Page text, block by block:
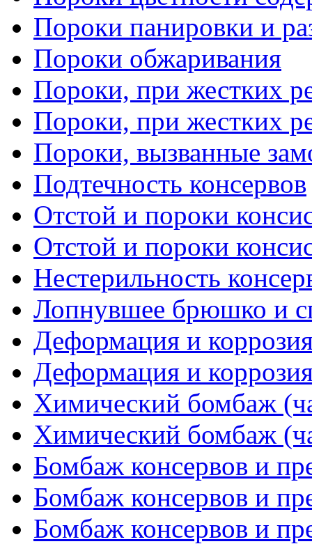
Пороки панировки и
Пороки обжаривания
Пороки, при жестких
Пороки, при жестких
Пороки, вызванные
Подтечность консервов
Отстой и пороки
Отстой и пороки
Нестерильность
Лопнувшее брюшко и
Деформация и
Деформация и
Химический бомбаж
Химический бомбаж
Бомбаж консервов и
Бомбаж консервов и
Бомбаж консервов и